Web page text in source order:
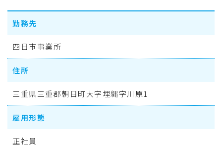
勤務先
四日市事業所
住所
三重県三重郡朝日町大字埋縄字川原1
雇用形態
正社員